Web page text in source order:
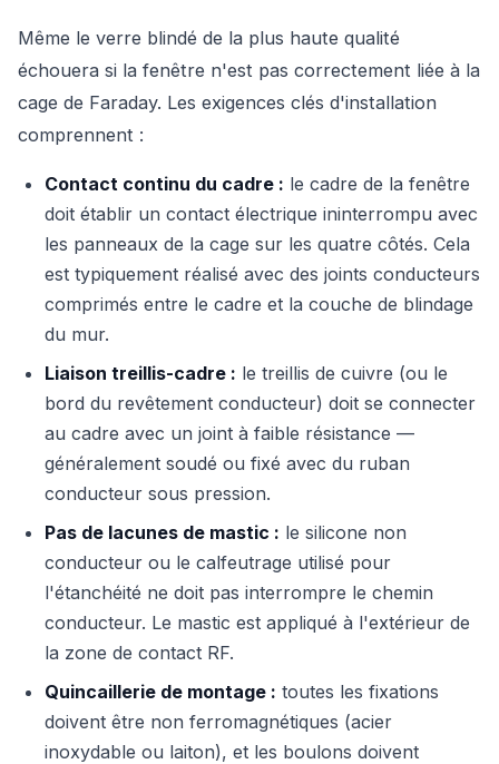
Même le verre blindé de la plus haute qualité
échouera si la fenêtre n'est pas correctement liée à la
cage de Faraday. Les exigences clés d'installation
comprennent :
Contact continu du cadre : le cadre de la fenêtre
doit établir un contact électrique ininterrompu avec
les panneaux de la cage sur les quatre côtés. Cela
est typiquement réalisé avec des joints conducteurs
comprimés entre le cadre et la couche de blindage
du mur.
Liaison treillis-cadre : le treillis de cuivre (ou le
bord du revêtement conducteur) doit se connecter
au cadre avec un joint à faible résistance —
généralement soudé ou fixé avec du ruban
conducteur sous pression.
Pas de lacunes de mastic : le silicone non
conducteur ou le calfeutrage utilisé pour
l'étanchéité ne doit pas interrompre le chemin
conducteur. Le mastic est appliqué à l'extérieur de
la zone de contact RF.
Quincaillerie de montage : toutes les fixations
doivent être non ferromagnétiques (acier
inoxydable ou laiton), et les boulons doivent